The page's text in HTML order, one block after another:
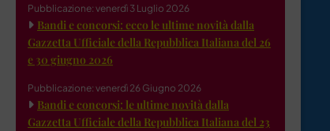
Pubblicazione: venerdì 3 Luglio 2026
Bandi e concorsi: ecco le ultime novità dalla
Gazzetta Ufficiale della Repubblica Italiana del 26
e 30 giugno 2026
Pubblicazione: venerdì 26 Giugno 2026
Bandi e concorsi: le ultime novità dalla
Gazzetta Ufficiale della Repubblica Italiana del 23